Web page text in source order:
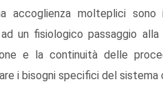
accoglienza molteplici
un fisiologico passaggio
e la continuità delle
i bisogni specifici del sistema